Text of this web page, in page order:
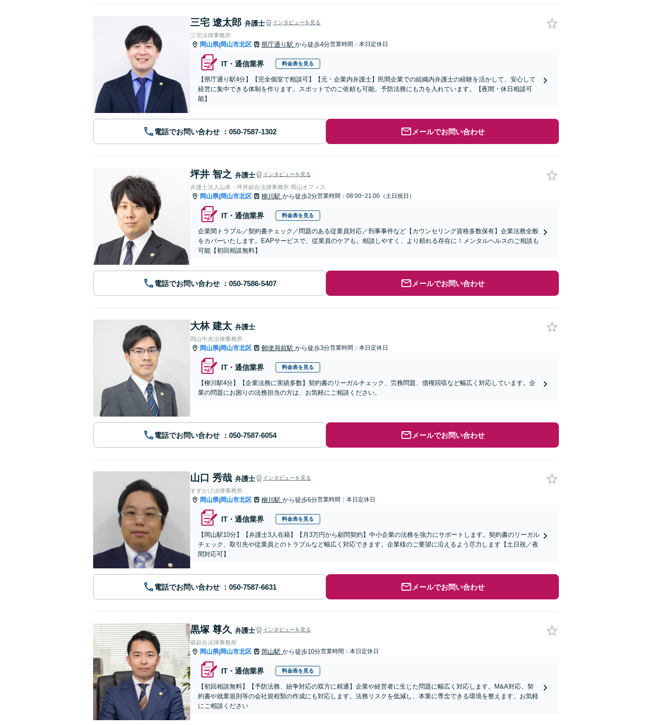
三宅 遼太郎 弁護士 インタビューを見る
三宅法律事務所
岡山県|岡山市北区 県庁通り駅 から徒歩4分営業時間：本日定休日
IT・通信業界 料金表を見る
【県庁通り駅4分】【完全個室で相談可】【元・企業内弁護士】民間企業での組織内弁護士の経験を活かして、安心して
経営に集中できる体制を作ります。スポットでのご依頼も可能。予防法務にも力を入れています。【夜間・休日相談可
能】
電話でお問い合わせ メールでお問い合わせ
坪井 智之 弁護士 インタビューを見る
弁護士法人山本・坪井綜合法律事務所 岡山オフィス
岡山県|岡山市北区 柳川駅 から徒歩2分営業時間：08:00~21:00（土日祝日）
IT・通信業界 料金表を見る
企業間トラブル／契約書チェック／問題のある従業員対応／刑事事件など【カウンセリング資格多数保有】企業法務全般
をカバーいたします。EAPサービスで、従業員のケアも。相談しやすく、より頼れる存在に！メンタルヘルスのご相談も
可能【初回相談無料】
電話でお問い合わせ メールでお問い合わせ
大林 建太 弁護士
岡山中央法律事務所
岡山県|岡山市北区 郵便局前駅 から徒歩3分営業時間：本日定休日
IT・通信業界 料金表を見る
【柳川駅4分】【企業法務に実績多数】契約書のリーガルチェック、労務問題、債権回収など幅広く対応しています。企
業の問題にお困りの法務担当の方は、お気軽にご相談ください。
電話でお問い合わせ メールでお問い合わせ
山口 秀哉 弁護士 インタビューを見る
すずかけ法律事務所
岡山県|岡山市北区 柳川駅 から徒歩6分営業時間：本日定休日
IT・通信業界 料金表を見る
【岡山駅10分】【弁護士3人在籍】【月3万円から顧問契約】中小企業の法務を強力にサポートします。契約書のリーガル
チェック、取引先や従業員とのトラブルなど幅広く対応できます。企業様のご要望に沿えるよう尽力します【土日祝／夜
間対応可】
電話でお問い合わせ メールでお問い合わせ
黒塚 尊久 弁護士 インタビューを見る
葵綜合法律事務所
岡山県|岡山市北区 岡山駅 から徒歩10分営業時間：本日定休日
IT・通信業界 料金表を見る
【初回相談無料】【予防法務、紛争対応の双方に精通】企業や経営者に生じた問題に幅広く対応します。M&A対応、契
約書や就業規則等の会社規程類の作成にも対応します。法務リスクを低減し、本業に専念できる環境を整えます。お気軽
にご相談ください